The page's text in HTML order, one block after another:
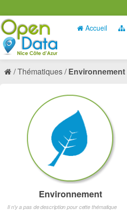
Accueil
Thématiques Environnement
Environnement
Il n'y a pas de description pour cette thématique